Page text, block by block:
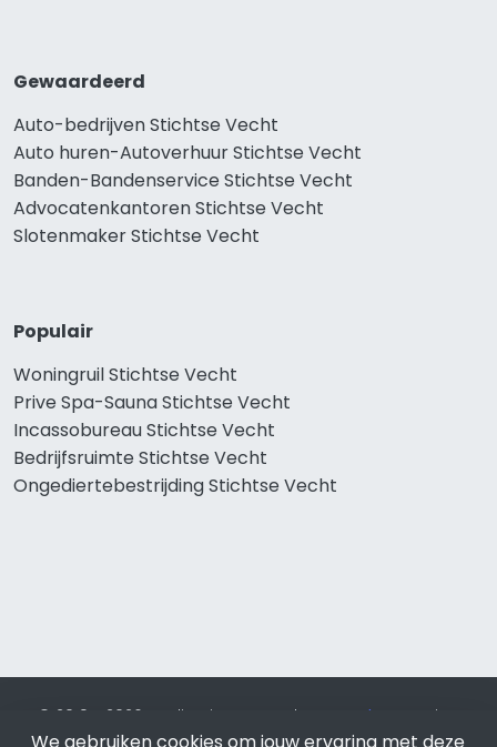
Gewaardeerd
Auto-bedrijven Stichtse Vecht
Auto huren-Autoverhuur Stichtse Vecht
Banden-Bandenservice Stichtse Vecht
Advocatenkantoren Stichtse Vecht
Slotenmaker Stichtse Vecht
Populair
Woningruil Stichtse Vecht
Prive Spa-Sauna Stichtse Vecht
Incassobureau Stichtse Vecht
Bedrijfsruimte Stichtse Vecht
Ongediertebestrijding Stichtse Vecht
© 2019 - 2026 Realisatie en SEO door SEO-bureau
Lion
Internet. Betaal alleen voor bewezen resultaten?SEO